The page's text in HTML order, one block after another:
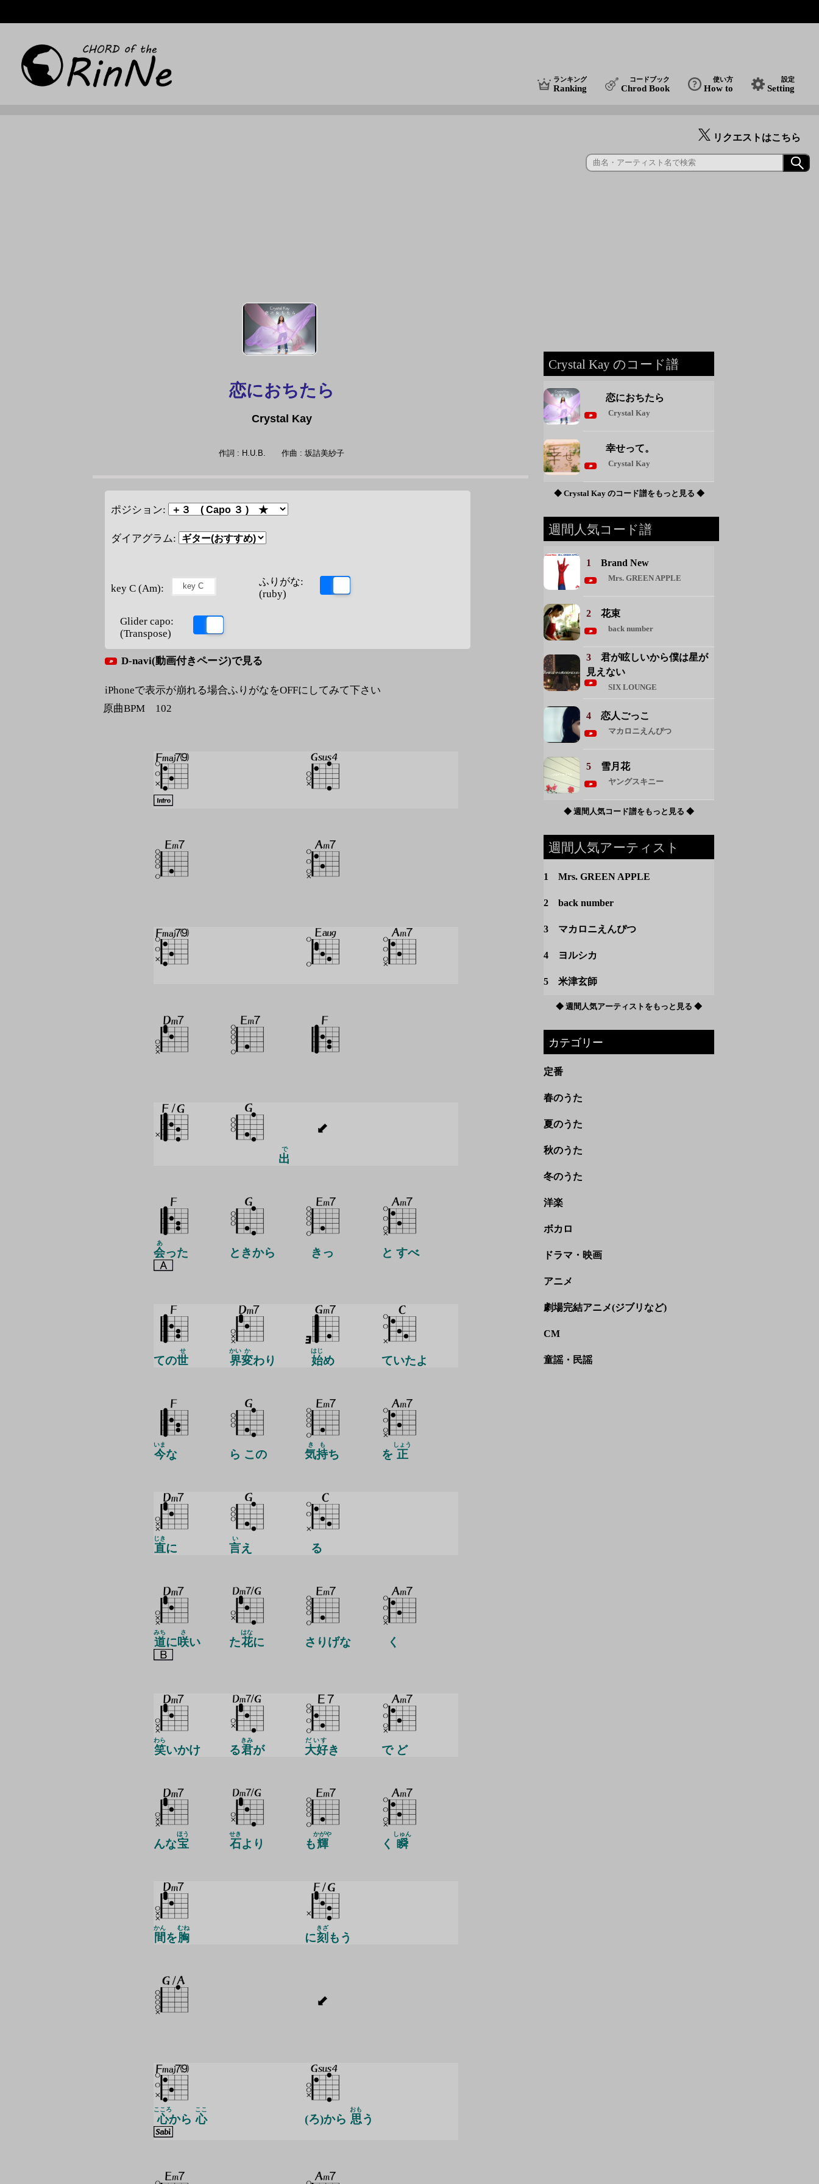
ランキング
Ranking
コードブック
Chrod Book
使い方
How to
設定
Setting
リクエストはこちら
恋におちたら
Crystal Kay
作詞 : H.U.B.作曲 : 坂詰美紗子
ポジション:
ダイアグラム:
key C (Am):
ふりがな:
(ruby)
Glider capo:
(Transpose)
D-navi(動画付きページ)で見る
iPhoneで表示が崩れる場合ふりがなをOFFにしてみて下さい
原曲BPM 102
出
で
会
あ
った ときから きっ と すべ
ての世
せ
界
かい
変
か
わり 始
はじ
め ていたよ
今
いま
な ら この 気
き
持
も
ち を 正
しょう
直
じき
に 言
い
え る
道
みち
に咲
さ
い た花
はな
に さりげな く
笑
わら
いかけ る君
きみ
が 大好
だいす
き で ど
んな宝
ほう
石
せき
より も輝
かがや
く 瞬
しゅん
間
かん
を胸
むね
に刻
きざ
もう
心
こころ
から 心
ここ
(ろ)から 思
おも
う
Crystal Kay のコード譜
恋におちたら
Crystal Kay
幸せって。
Crystal Kay
◆ Crystal Kay のコード譜をもっと見る ◆
週間人気コード譜
1 Brand New
Mrs. GREEN APPLE
2 花束
back number
3 君が眩しいから僕は星が
見えない
SIX LOUNGE
4 恋人ごっこ
マカロニえんぴつ
5 雪月花
ヤングスキニー
◆ 週間人気コード譜をもっと見る ◆
週間人気アーティスト
1 Mrs. GREEN APPLE
2 back number
3 マカロニえんぴつ
4 ヨルシカ
5 米津玄師
◆ 週間人気アーティストをもっと見る ◆
カテゴリー
定番
春のうた
夏のうた
秋のうた
冬のうた
洋楽
ボカロ
ドラマ・映画
アニメ
劇場完結アニメ(ジブリなど)
CM
童謡・民謡